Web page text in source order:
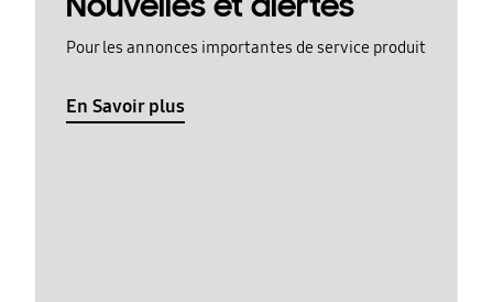
Pour les annonces importantes de service produit
En Savoir plus